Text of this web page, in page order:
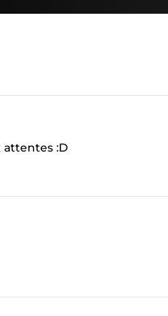
attentes :D